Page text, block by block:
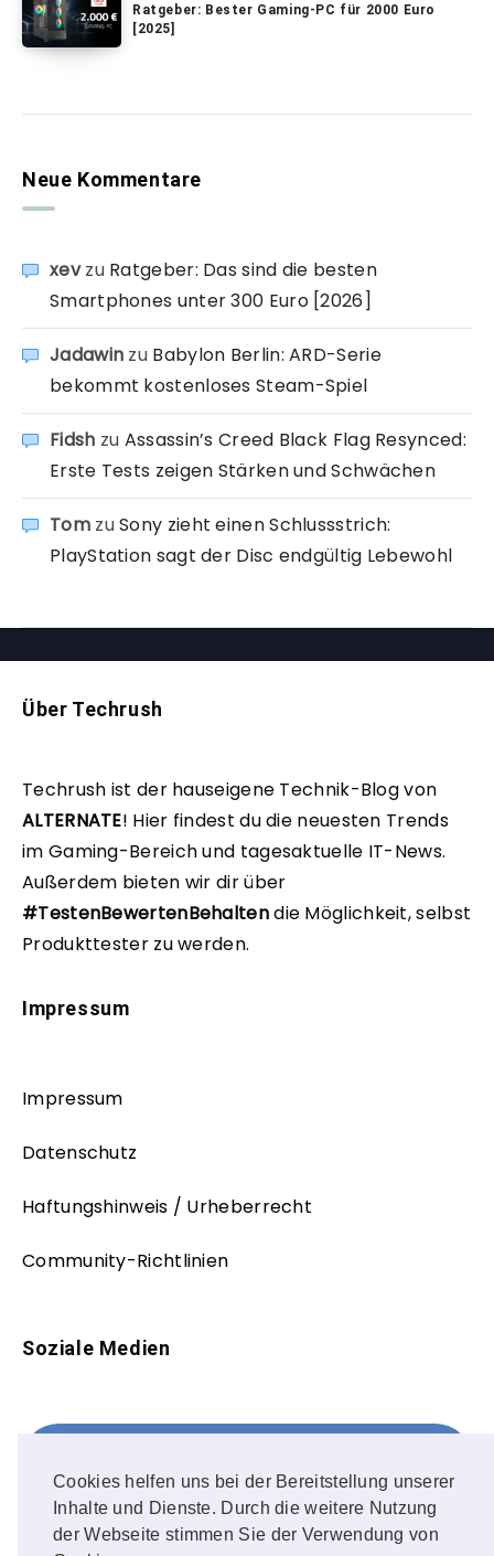
Cookies helfen uns bei der Bereitstellung unserer
Inhalte und Dienste. Durch die weitere Nutzung
der Webseite stimmen Sie der Verwendung von
Ratgeber: Bester Gaming-PC für 2000 Euro
[2025]
Neue Kommentare
xevzu Ratgeber: Das sind die besten
Smartphones unter 300 Euro [2026]
Jadawin zu Babylon Berlin: ARD-Serie
bekommt kostenloses Steam-Spiel
Fidsh zu Assassin’s Creed Black Flag Resynced:
Erste Tests zeigen Stärken und Schwächen
TomzuSony zieht einen Schlussstrich:
PlayStation sagt der Disc endgültig Lebewohl
Über Techrush
Techrush ist der hauseigene Technik-Blog von
ALTERNATE! Hier findest du die neuesten Trends
im Gaming-Bereich und tagesaktuelle IT-News.
Außerdem bieten wir dir über
#TestenBewertenBehaltendie Möglichkeit, selbst
Produkttester zu werden.
Impressum
Impressum
Datenschutz
Haftungshinweis / Urheberrecht
Community-Richtlinien
Soziale Medien
FOLLOW ME!
Instagram